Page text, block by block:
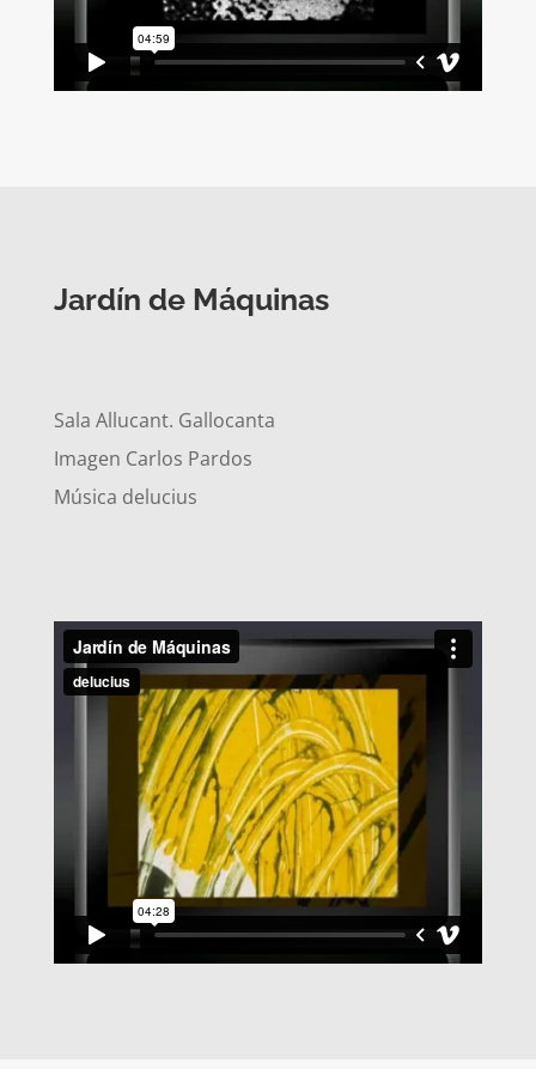
Jardín de Máquinas
Sala Allucant. Gallocanta
Imagen Carlos Pardos
Música delucius